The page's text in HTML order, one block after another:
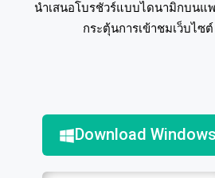
นำเสนอโบรชัวร์แบบไดนามิกบนแ
กระตุ้นการเข้าชมเว็บไซต์
Download Windows